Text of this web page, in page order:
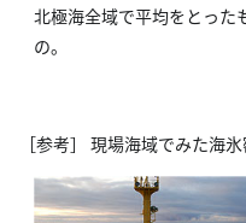
北極海全域で平均をとった
の。
［参考］ 現場海域でみた海